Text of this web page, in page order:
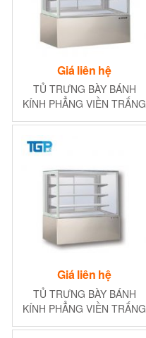
Giá liên hệ
TỦ TRƯNG BÀY BÁNH
KÍNH PHẲNG VIỀN TRẮNG
900MM (2NGĂN)
Giá liên hệ
TỦ TRƯNG BÀY BÁNH
KÍNH PHẲNG VIỀN TRẮNG
1800MM (3NGĂN)